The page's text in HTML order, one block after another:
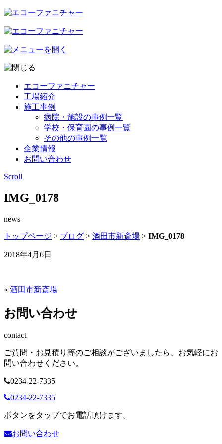
エコーファニチャー
工場紹介
施工事例
病院・施設の事例一覧
学校・保育園の事例一覧
その他の事例一覧
企業情報
お問い合わせ
Scroll
IMG_0178
news
トップページ > ブログ > 酒田市新斎場 > IMG_0178
2018年4月6日
« 酒田市新斎場
お問い合わせ
contact
ご質問・お見積り等のご相談がございましたら、お気軽にお
問い合わせください。
0234-22-7335
0234-22-7335
ボタンをタップでお電話頂けます。
お問い合わせ